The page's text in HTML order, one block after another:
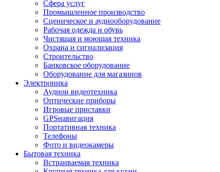
Сфера услуг
Промышленное производство
Сценическое и аудиооборудование
Рабочая одежда и обувь
Чистящая и моющая техника
Охрана и сигнализация
Строительство
Банковское оборудование
Оборудование для магазинов
Электроника
Аудиои видеотехника
Оптические приборы
Игровые приставки
GPSнавигация
Портативная техника
Телефоны
Фото и видеокамеры
Бытовая техника
Встраиваемая техника